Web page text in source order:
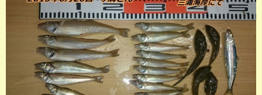
過去の釣果ランキング
ブログ・釣行記
スタッフブログ
店長釣行記